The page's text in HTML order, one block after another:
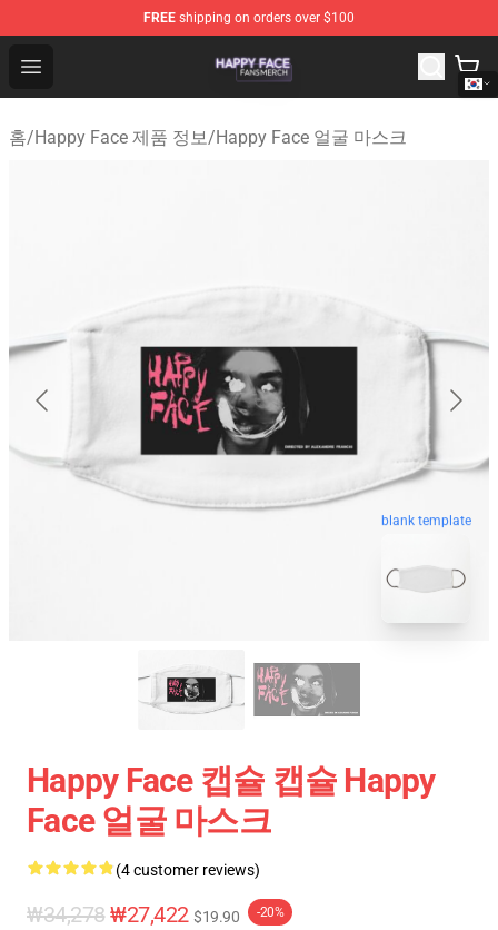
FREE shipping on orders over $100
Open menu
Happy Face Shop - Official Happy Face Merchandise
홈/Happy Face 제품 정보/Happy Face 얼굴 마스크
blank template
Happy Face 캡슐 캡슐 Happy
Face 얼굴 마스크
(4 customer reviews)
₩34,278₩27,422 $19.90 -20%